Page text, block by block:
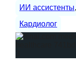
ИИ ассистенты,
Кардиолог